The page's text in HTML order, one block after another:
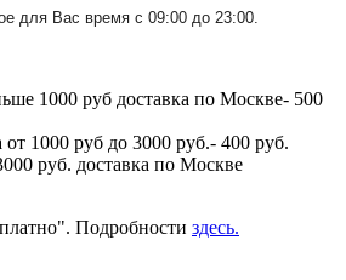
для Вас время с 09:00 до 23:00.
1000 руб доставка по Москве- 500
от 1000 руб до 3000 руб.- 400 руб.
руб. доставка по Москве
Подробности здесь.